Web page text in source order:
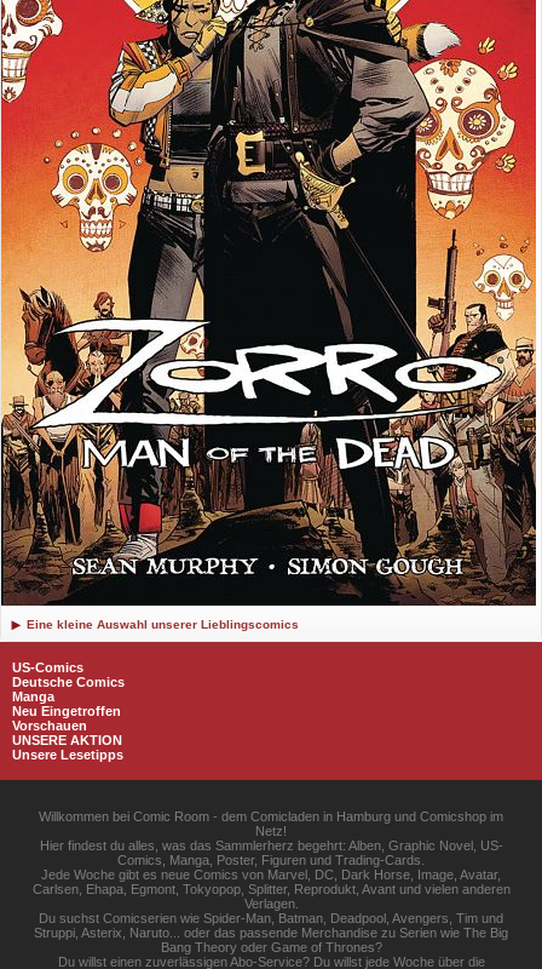
Eine kleine Auswahl unserer Lieblingscomics
US-Comics
Deutsche Comics
Manga
Neu Eingetroffen
Vorschauen
UNSERE AKTION
Unsere Lesetipps
Willkommen bei Comic Room - dem Comicladen in Hamburg und Comicshop im
Netz!
Hier findest du alles, was das Sammlerherz begehrt: Alben, Graphic Novel, US-
Comics, Manga, Poster, Figuren und Trading-Cards.
Jede Woche gibt es neue Comics von Marvel, DC, Dark Horse, Image, Avatar,
Carlsen, Ehapa, Egmont, Tokyopop, Splitter, Reprodukt, Avant und vielen anderen
Verlagen.
Du suchst Comicserien wie Spider-Man, Batman, Deadpool, Avengers, Tim und
Struppi, Asterix, Naruto... oder das passende Merchandise zu Serien wie The Big
Bang Theory oder Game of Thrones?
Du willst einen zuverlässigen Abo-Service? Du willst jede Woche über die